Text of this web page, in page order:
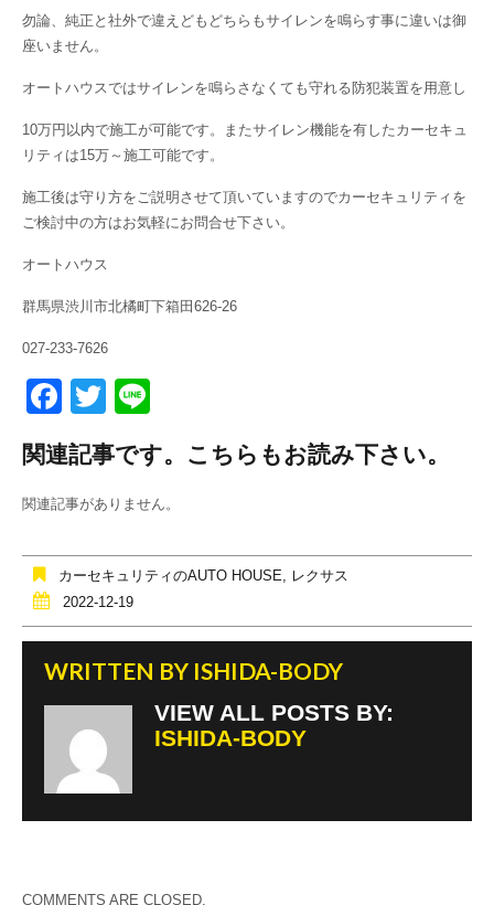
勿論、純正と社外で違えどもどちらもサイレンを鳴らす事に違いは御
座いません。
オートハウスではサイレンを鳴らさなくても守れる防犯装置を用意し
10万円以内で施工が可能です。またサイレン機能を有したカーセキュ
リティは15万～施工可能です。
施工後は守り方をご説明させて頂いていますのでカーセキュリティを
ご検討中の方はお気軽にお問合せ下さい。
オートハウス
群馬県渋川市北橘町下箱田626-26
027-233-7626
F
a
c
e
o
o
k
T
tt
er
e
関連記事です。こちらもお読み下さい。
関連記事がありません。
カーセキュリティのAUTO HOUSE, レクサス
2022-12-19
WRITTEN BY ISHIDA-BODY
VIEW ALL POSTS BY:
ISHIDA-BODY
COMMENTS ARE CLOSED.